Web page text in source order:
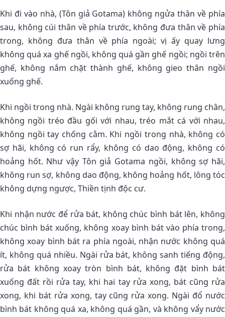
Khi đi vào nhà, (Tôn giả Gotama) không ngửa thân về phía
sau, không cúi thân về phía trước, không đưa thân về phía
trong, không đưa thân về phía ngoài; vị ấy quay lưng
không quá xa ghế ngồi, không quá gần ghế ngồi; ngồi trên
ghế, không nắm chặt thành ghế, không gieo thân ngồi
xuống ghế.
Khi ngồi trong nhà. Ngài không rung tay, không rung chân,
không ngồi tréo đầu gối với nhau, tréo mắt cá với nhau,
không ngồi tay chống cằm. Khi ngồi trong nhà, không có
sợ hãi, không có run rẩy, không có dao động, không có
hoảng hốt. Như vậy Tôn giả Gotama ngồi, không sợ hãi,
không run sợ, không dao động, không hoảng hốt, lông tóc
không dựng ngược, Thiền tịnh độc cư.
Khi nhận nước để rửa bát, không chúc bình bát lên, không
chúc bình bát xuống, không xoay bình bát vào phía trong,
không xoay bình bát ra phía ngoài, nhận nước không quá
ít, không quá nhiều. Ngài rửa bát, không sanh tiếng động,
rửa bát không xoay tròn bình bát, không đặt bình bát
xuống đất rồi rửa tay, khi hai tay rửa xong, bát cũng rửa
xong, khi bát rửa xong, tay cũng rửa xong. Ngài đổ nước
bình bát không quá xa, không quá gần, và không vẩy nước